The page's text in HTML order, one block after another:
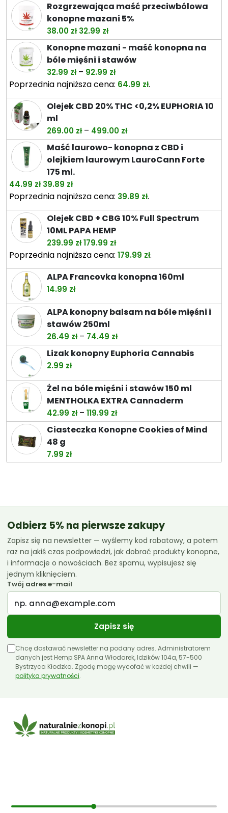
Rozgrzewająca maść przeciwbólowa
konopne mazani 5%
38.00 zł Pierwotna
cena
wynosiła:
38.00 zł.
32.99 złAktualna
cena
wynosi:
32.99 zł.
Konopne mazani - maść konopna na
bóle mięśni i stawów
32.99 zł – 92.99 złZakres
cen:
od
32.99 zł
92.99 zł
Poprzednia najniższa cena: 64.99 zł.
Olejek CBD 20% THC <0,2% EUPHORIA 10
ml
269.00 zł – 499.00 złZakres
cen:
od
499.00 zł
Maść laurowo- konopna z CBD i
olejkiem laurowym LauroCann Forte
175 ml.
44.99 zł Pierwotna
cena
wynosiła:
44.99 zł.
39.89 złAktualna
cena
wynosi:
39.89 zł.
Poprzednia najniższa cena: 39.89 zł.
Olejek CBD + CBG 10% Full Spectrum
10ML PAPA HEMP
239.99 złPierwotna
cena
wynosiła:
239.99 zł.
179.99 złAktualna
cena
wynosi:
179.99 zł.
Poprzednia najniższa cena: 179.99 zł.
ALPA Francovka konopna 160ml
14.99 zł
ALPA konopny balsam na bóle mięśni i
stawów 250ml
26.49 zł – 74.49 złZakres
cen:
od
do
74.49 zł
Lizak konopny Euphoria Cannabis
2.99 zł
Żel na bóle mięśni i stawów 150 ml
MENTHOLKA EXTRA Cannaderm
42.99 zł – 119.99 złZakres
cen:
od
do
Ciasteczka Konopne Cookies of Mind
48 g
7.99 zł
Odbierz 5% na pierwsze zakupy
Zapisz się na newsletter — wyślemy kod rabatowy, a potem
raz na jakiś czas podpowiedzi, jak dobrać produkty konopne,
i informacje o nowościach. Bez spamu, wypisujesz się
jednym kliknięciem.
Twój adres e-mail
Zapisz się
Chcę dostawać newsletter na podany adres. Administratorem
danych jest Hemp SPA Anna Włodarek, Idzików 104a, 57-500
Bystrzyca Kłodzka. Zgodę mogę wycofać w każdej chwili —
polityka prywatności.